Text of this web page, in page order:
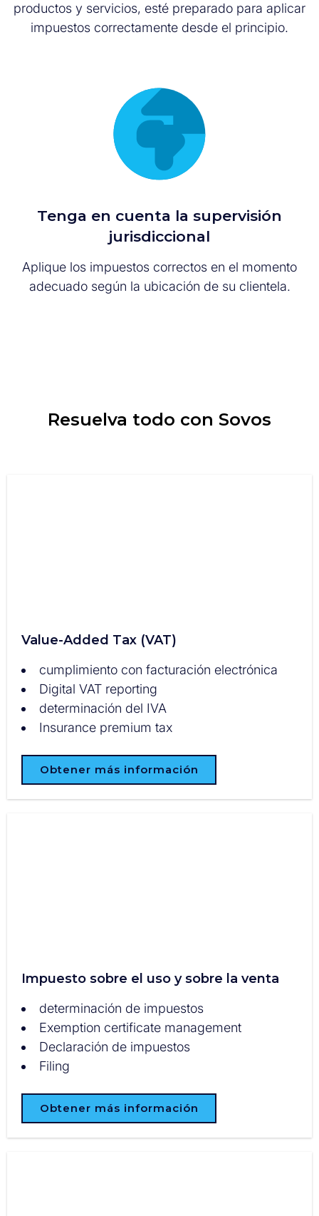
productos y servicios, esté preparado para aplicar
impuestos correctamente desde el principio.
Tenga en cuenta la supervisión
jurisdiccional
Aplique los impuestos correctos en el momento
adecuado según la ubicación de su clientela.
Resuelva todo con Sovos
Value-Added Tax (VAT)
cumplimiento con facturación electrónica
Digital VAT reporting
determinación del IVA
Insurance premium tax
Obtener más información
Impuesto sobre el uso y sobre la venta
determinación de impuestos
Exemption certificate management
Declaración de impuestos
Filing
Obtener más información